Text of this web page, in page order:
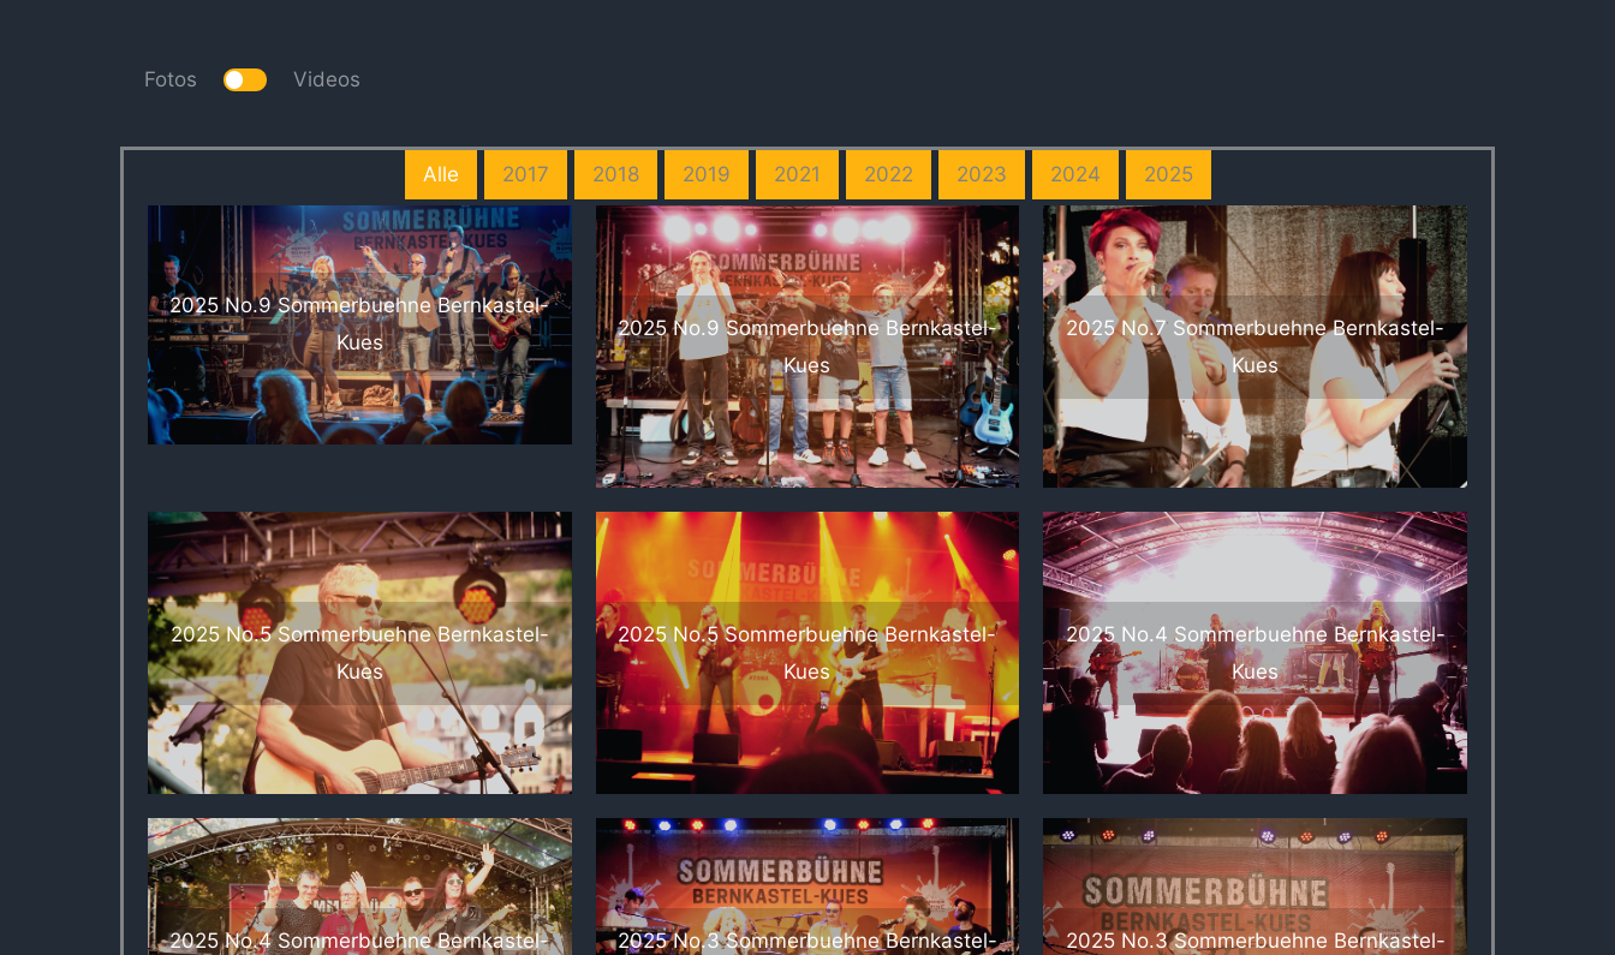
Fotos Videos
Alle 2017 2018 2019 2021 2022 2023 2024 2025
2025 No.9 Sommerbuehne Bernkastel-
Kues
2025 No.9 Sommerbuehne Bernkastel-
Kues
2025 No.7 Sommerbuehne Bernkastel-
Kues
2025 No.5 Sommerbuehne Bernkastel-
Kues
2025 No.5 Sommerbuehne Bernkastel-
Kues
2025 No.4 Sommerbuehne Bernkastel-
Kues
2025 No.4 Sommerbuehne Bernkastel-
2025 No.3 Sommerbuehne Bernkastel-
2025 No.3 Sommerbuehne Bernkastel-